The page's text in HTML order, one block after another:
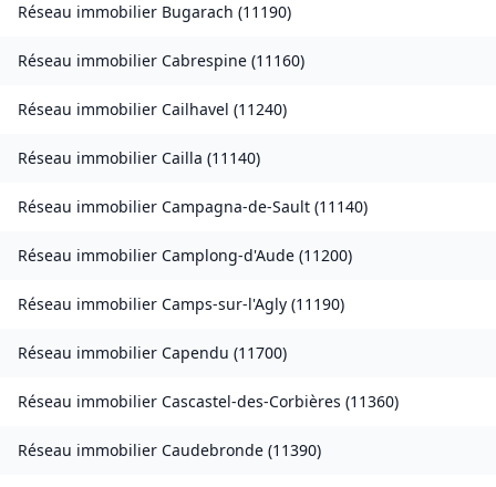
Réseau immobilier Bugarach (11190)
Réseau immobilier Cabrespine (11160)
Réseau immobilier Cailhavel (11240)
Réseau immobilier Cailla (11140)
Réseau immobilier Campagna-de-Sault (11140)
Réseau immobilier Camplong-d'Aude (11200)
Réseau immobilier Camps-sur-l'Agly (11190)
Réseau immobilier Capendu (11700)
Réseau immobilier Cascastel-des-Corbières (11360)
Réseau immobilier Caudebronde (11390)